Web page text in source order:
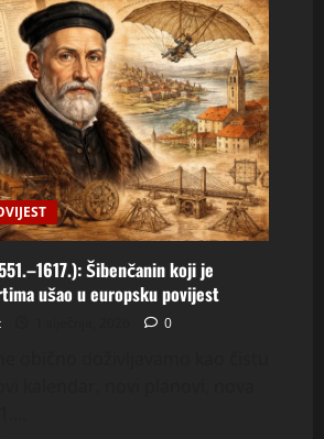
Šibenčanin koji je
ušao u europsku povijest
0